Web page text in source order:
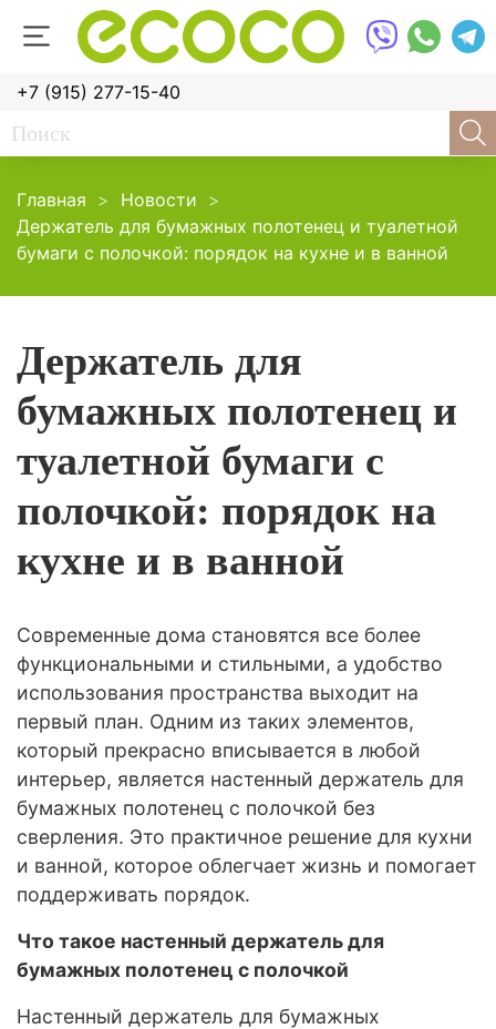
+7 (915) 277-15-40
Главная
Новости
Держатель для бумажных полотенец и туалетной
бумаги с полочкой: порядок на кухне и в ванной
Держатель для
бумажных полотенец и
туалетной бумаги с
полочкой: порядок на
кухне и в ванной
Современные дома становятся все более
функциональными и стильными, а удобство
использования пространства выходит на
первый план. Одним из таких элементов,
который прекрасно вписывается в любой
интерьер, является настенный держатель для
бумажных полотенец с полочкой без
сверления. Это практичное решение для кухни
и ванной, которое облегчает жизнь и помогает
поддерживать порядок.
Что такое настенный держатель для
бумажных полотенец с полочкой
Настенный держатель для бумажных